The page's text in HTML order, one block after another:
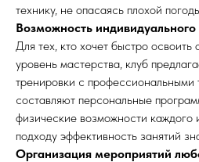
технику, не опасаясь плохой
Возможность
Для тех, кто хочет быстро
уровень мастерства, клуб
тренировки с
составляют персональные
физические возможности каждого
подходу эффективность занятий
Организация мероприятий